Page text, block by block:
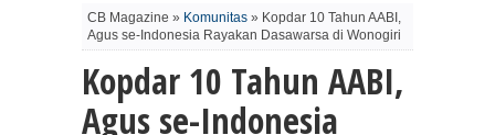
CB Magazine » Komunitas » Kopdar 10 Tahun AABI,
Agus se-Indonesia Rayakan Dasawarsa di Wonogiri
Kopdar 10 Tahun AABI,
Agus se-Indonesia